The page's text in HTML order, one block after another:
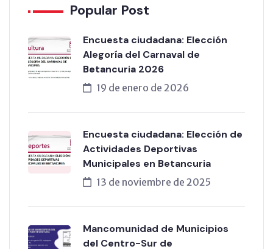
Popular Post
Encuesta ciudadana: Elección
Alegoría del Carnaval de
Betancuria 2026
19 de enero de 2026
Encuesta ciudadana: Elección de
Actividades Deportivas
Municipales en Betancuria
13 de noviembre de 2025
Mancomunidad de Municipios
del Centro-Sur de